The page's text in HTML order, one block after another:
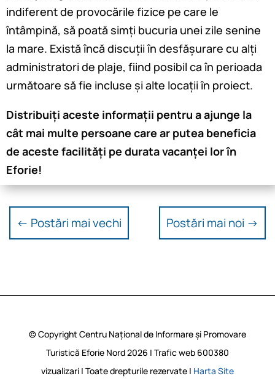
indiferent de provocările fizice pe care le
întâmpină, să poată simți bucuria unei zile senine
la mare. Există încă discuții în desfășurare cu alți
administratori de plaje, fiind posibil ca în perioada
următoare să fie incluse și alte locații în proiect.
Distribuiți aceste informații pentru a ajunge la
cât mai multe persoane care ar putea beneficia
de aceste facilități pe durata vacanței lor în
Eforie!
← Postări mai vechi Postări mai noi →
© Copyright Centru Național de Informare și Promovare
Turistică Eforie Nord 2026 | Trafic web 600380
vizualizari | Toate drepturile rezervate | Harta Site